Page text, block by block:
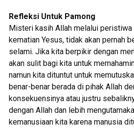
Refleksi Untuk Pamong
Misteri kasih Allah melalui peristiwa
kematian Yesus, tidak akan pernah
selami. Jika kita berpikir dengan
akan sulit bagi kita untuk
namun kita dituntut untuk
benar-benar berada di pihak Allah
konsekuensinya atau justru
dengan Allah dan lebih
kemanusiaan kita karena manusia